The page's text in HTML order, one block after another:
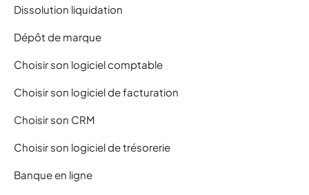
Dissolution liquidation
Dépôt de marque
Choisir son logiciel comptable
Choisir son logiciel de facturation
Choisir son CRM
Choisir son logiciel de trésorerie
Banque en ligne